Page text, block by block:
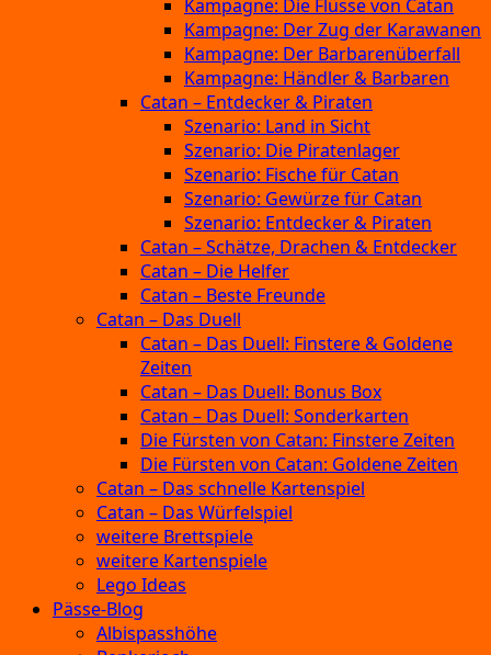
Kampagne: Die Flüsse von Catan
Kampagne: Der Zug der Karawanen
Kampagne: Der Barbarenüberfall
Kampagne: Händler & Barbaren
Catan – Entdecker & Piraten
Szenario: Land in Sicht
Szenario: Die Piratenlager
Szenario: Fische für Catan
Szenario: Gewürze für Catan
Szenario: Entdecker & Piraten
Catan – Schätze, Drachen & Entdecker
Catan – Die Helfer
Catan – Beste Freunde
Catan – Das Duell
Catan – Das Duell: Finstere & Goldene
Zeiten
Catan – Das Duell: Bonus Box
Catan – Das Duell: Sonderkarten
Die Fürsten von Catan: Finstere Zeiten
Die Fürsten von Catan: Goldene Zeiten
Catan – Das schnelle Kartenspiel
Catan – Das Würfelspiel
weitere Brettspiele
weitere Kartenspiele
Lego Ideas
Pässe-Blog
Albispasshöhe